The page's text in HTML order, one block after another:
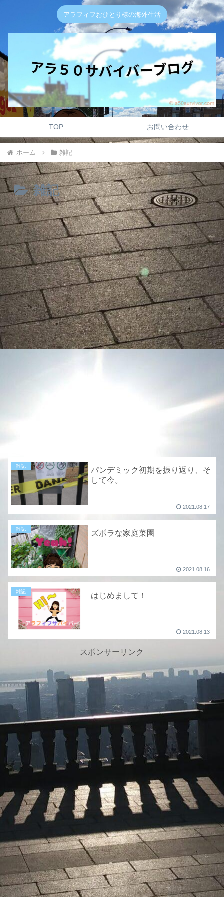
アラフィフおひとり様の海外生活
TOP お問い合わせ
ホーム 雑記
雑記
雑記
パンデミック初期を振り返り、そ
して今。
2021.08.17
雑記 ズボラな家庭菜園
2021.08.16
雑記 はじめまして！
2021.08.13
スポンサーリンク